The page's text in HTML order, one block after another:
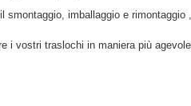
smontaggio, imballaggio e rimontaggio ,
i vostri traslochi in maniera più agevole